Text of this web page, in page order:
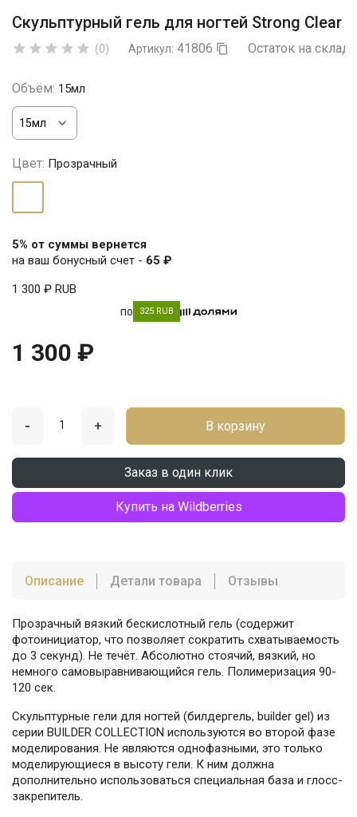
Скульптурный гель для ногтей Strong Clear
     (0) Артикул: 41806  Остаток на
Объём: 15мл
Цвет: Прозрачный
5% от суммы вернется
на ваш бонусный счет - 65 ₽
1 300 ₽ RUB
по 325 RUB
1 300 ₽
- + В корзину
Заказ в один клик
Купить на Wildberries
Описание Детали товара Отзывы
Прозрачный вязкий бескислотный гель (содержит
фотоинициатор, что позволяет сократить схватываемость
до 3 секунд). Не течёт. Абсолютно стоячий, вязкий, но
немного самовыравнивающийся гель. Полимеризация 90-
120 сек.
Скульптурные гели для ногтей (билдергель, builder gel) из
серии BUILDER COLLECTION используются во второй фазе
моделирования. Не являются однофазными, это только
моделирующиеся в высоту гели. К ним должна
дополнительно использоваться специальная база и глосс-
закрепитель.